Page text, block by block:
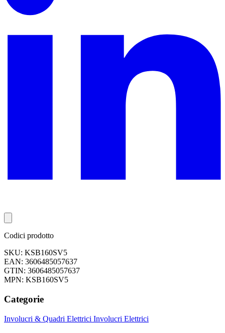
Codici prodotto
SKU: KSB160SV5
EAN: 3606485057637
GTIN: 3606485057637
MPN: KSB160SV5
Categorie
Involucri & Quadri Elettrici Involucri Elettrici